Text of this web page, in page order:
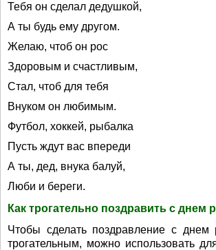
Тебя он сделал дедушкой,
А ты будь ему другом.
Желаю, чтоб он рос
Здоровым и счастливым,
Стал, чтоб для тебя
Внуком он любимым.
Футбол, хоккей, рыбалка
Пусть ждут вас впереди
А ты, дед, внука балуй,
Люби и береги.
Как трогательно поздравить с днем
Чтобы сделать поздравление с днем
трогательным, можно использовать